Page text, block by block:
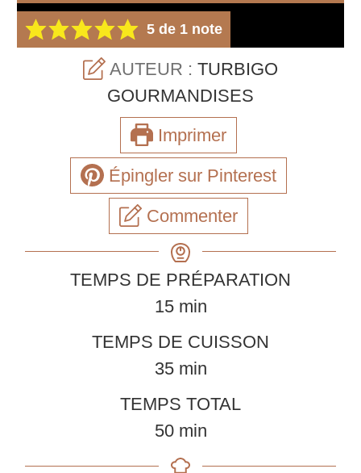
5 de 1 note
AUTEUR :TURBIGO
GOURMANDISES
Imprimer
Épingler sur Pinterest
Commenter
TEMPS DE PRÉPARATION
15minutes
min
TEMPS DE CUISSON
35minutes
min
TEMPS TOTAL
50minutes
min